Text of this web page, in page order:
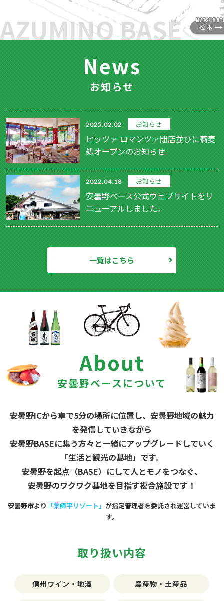
AZUMINO BASE
News
お知らせ
2025.02.02 お知らせ
ピッツァ ロマンツァ閉店並びに蕎麦
処オープンのお知らせ
2022.04.18 お知らせ
安曇野ベース公式ウェブサイトをリ
ニューアルしました。
一覧はこちら
About
安曇野ベースについて
安曇野ICから車で5分の場所に位置し、安曇野地域の魅力
を発信していきながら
安曇野BASEに集う方々と一緒にアップグレードしていく
「生活と観光の基地」です。
安曇野を起点（BASE）にして人とモノをつなぐ、
安曇野のワクワク基地を目指す複合施設です！
安曇野市より 「薬師平リゾート」 が指定管理者を委託され運営していま
す。
取り扱い内容
信州ワイン・地酒 農産物・土産品